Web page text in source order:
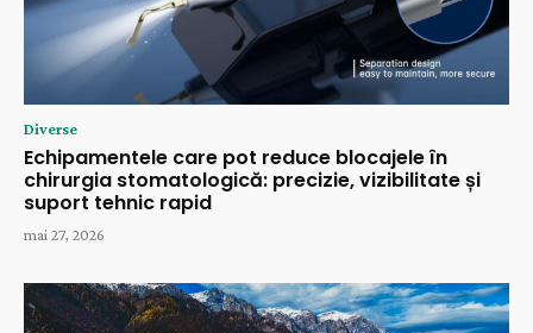
Diverse
Echipamentele care pot reduce blocajele în
chirurgia stomatologică: precizie, vizibilitate și
suport tehnic rapid
mai 27, 2026